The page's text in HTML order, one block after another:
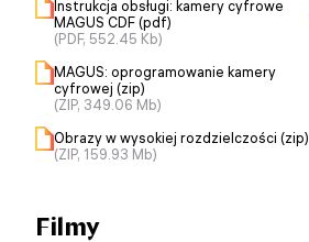
Instrukcja obsługi: kamery cyfrowe
MAGUS CDF (pdf)
(PDF, 552.45 Kb)
MAGUS: oprogramowanie kamery
cyfrowej (zip)
(ZIP, 349.06 Mb)
Obrazy w wysokiej rozdzielczości (zip)
(ZIP, 159.93 Mb)
Filmy